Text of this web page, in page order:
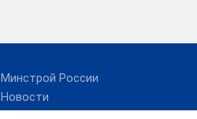
Минстрой России
Новости